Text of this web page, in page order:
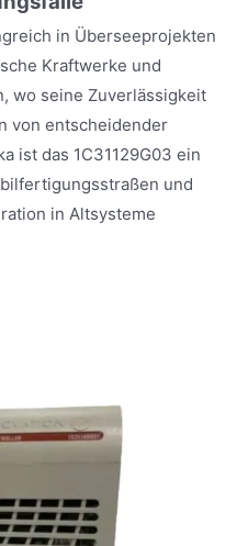
in Überseeprojekten
Kraftwerke und
wo seine Zuverlässigkeit
von entscheidender
ist das 1C31129G03 ein
und
in Altsysteme